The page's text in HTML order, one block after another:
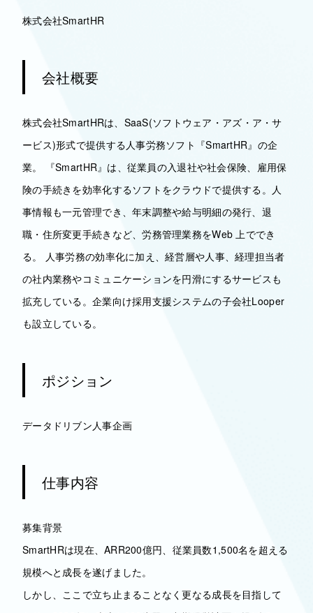
株式会社SmartHR
会社概要
株式会社SmartHRは、SaaS(ソフトウェア・アズ・ア・サ
ービス)形式で提供する人事労務ソフト『SmartHR』の企
業。 『SmartHR』は、従業員の入退社や社会保険、雇用保
険の手続きを効率化するソフトをクラウドで提供する。人
事情報も一元管理でき、年末調整や給与明細の発行、退
職・住所変更手続きなど、労務管理業務をWeb 上ででき
る。 人事労務の効率化に加え、経営層や人事、経理担当者
の社内業務やコミュニケーションを円滑にするサービスも
拡充している。企業向け採用支援システムの子会社Looper
も設立している。
ポジション
データドリブン人事企画
仕事内容
募集背景
SmartHRは現在、ARR200億円、従業員数1,500名を超える
規模へと成長を遂げました。
しかし、ここで立ち止まることなく更なる成長を目指して